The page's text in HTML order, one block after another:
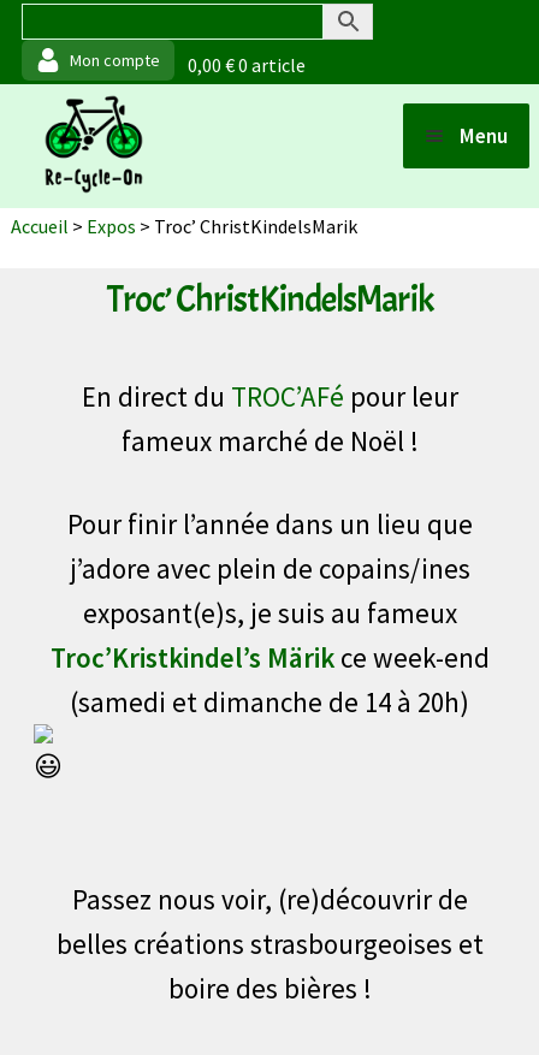
0,00€0 article
Aller
navigation
Aller
au
contenu
Menu
Boutique
Points de vente
Actualités
À propos (de moi)
Accueil > Expos > Troc’ ChristKindelsMarik
Troc’ ChristKindelsMarik
En direct du TROC’AFé pour leur
fameux marché de Noël !
Pour finir l’année dans un lieu que
j’adore avec plein de copains/ines
exposant(e)s, je suis au fameux
Troc’Kristkindel’s Märikce week-end
(samedi et dimanche de 14 à 20h)
Passez nous voir, (re)découvrir de
belles créations strasbourgeoises et
boire des bières !